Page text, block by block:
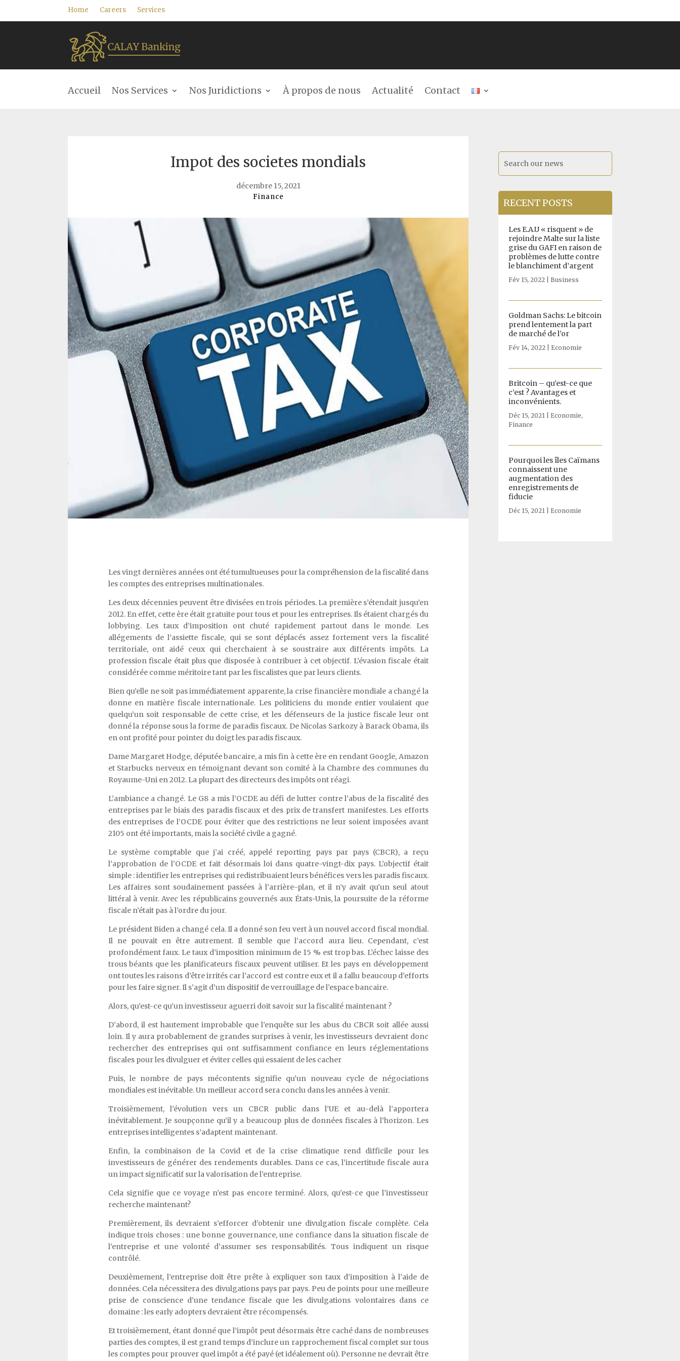
Home Careers Services
Accueil Nos Services Nos Juridictions À propos de nous Actualité Contact
Impot des societes mondials
décembre 15, 2021
Finance
Les vingt dernières années ont été tumultueuses pour la compréhension de la fiscalité dans
les comptes des entreprises multinationales.
Les deux décennies peuvent être divisées en trois périodes. La première s’étendait jusqu’en
2012. En effet, cette ère était gratuite pour tous et pour les entreprises. Ils étaient chargés du
lobbying. Les taux d’imposition ont chuté rapidement partout dans le monde. Les
allégements de l’assiette fiscale, qui se sont déplacés assez fortement vers la fiscalité
territoriale, ont aidé ceux qui cherchaient à se soustraire aux différents impôts. La
profession fiscale était plus que disposée à contribuer à cet objectif. L’évasion fiscale était
considérée comme méritoire tant par les fiscalistes que par leurs clients.
Bien qu’elle ne soit pas immédiatement apparente, la crise financière mondiale a changé la
donne en matière fiscale internationale. Les politiciens du monde entier voulaient que
quelqu’un soit responsable de cette crise, et les défenseurs de la justice fiscale leur ont
donné la réponse sous la forme de paradis fiscaux. De Nicolas Sarkozy à Barack Obama, ils
en ont profité pour pointer du doigt les paradis fiscaux.
Dame Margaret Hodge, députée bancaire, a mis fin à cette ère en rendant Google, Amazon
et Starbucks nerveux en témoignant devant son comité à la Chambre des communes du
Royaume-Uni en 2012. La plupart des directeurs des impôts ont réagi.
L’ambiance a changé. Le G8 a mis l’OCDE au défi de lutter contre l’abus de la fiscalité des
entreprises par le biais des paradis fiscaux et des prix de transfert manifestes. Les efforts
des entreprises de l’OCDE pour éviter que des restrictions ne leur soient imposées avant
2105 ont été importants, mais la société civile a gagné.
Le système comptable que j’ai créé, appelé reporting pays par pays (CBCR), a reçu
l’approbation de l’OCDE et fait désormais loi dans quatre-vingt-dix pays. L’objectif était
simple : identifier les entreprises qui redistribuaient leurs bénéfices vers les paradis fiscaux.
Les affaires sont soudainement passées à l’arrière-plan, et il n’y avait qu’un seul atout
littéral à venir. Avec les républicains gouvernés aux États-Unis, la poursuite de la réforme
fiscale n’était pas à l’ordre du jour.
Le président Biden a changé cela. Il a donné son feu vert à un nouvel accord fiscal mondial.
Il ne pouvait en être autrement. Il semble que l’accord aura lieu. Cependant, c’est
profondément faux. Le taux d’imposition minimum de 15 % est trop bas. L’échec laisse des
trous béants que les planificateurs fiscaux peuvent utiliser. Et les pays en développement
ont toutes les raisons d’être irrités car l’accord est contre eux et il a fallu beaucoup d’efforts
pour les faire signer. Il s’agit d’un dispositif de verrouillage de l’espace bancaire.
Alors, qu’est-ce qu’un investisseur aguerri doit savoir sur la fiscalité maintenant ?
D’abord, il est hautement improbable que l’enquête sur les abus du CBCR soit allée aussi
loin. Il y aura probablement de grandes surprises à venir, les investisseurs devraient donc
rechercher des entreprises qui ont suffisamment confiance en leurs réglementations
fiscales pour les divulguer et éviter celles qui essaient de les cacher
Puis, le nombre de pays mécontents signifie qu’un nouveau cycle de négociations
mondiales est inévitable. Un meilleur accord sera conclu dans les années à venir.
Troisièmement, l’évolution vers un CBCR public dans l’UE et au-delà l’apportera
inévitablement. Je soupçonne qu’il y a beaucoup plus de données fiscales à l’horizon. Les
entreprises intelligentes s’adaptent maintenant.
Enfin, la combinaison de la Covid et de la crise climatique rend difficile pour les
investisseurs de générer des rendements durables. Dans ce cas, l’incertitude fiscale aura
un impact significatif sur la valorisation de l’entreprise.
Cela signifie que ce voyage n’est pas encore terminé. Alors, qu’est-ce que l’investisseur
recherche maintenant?
Premièrement, ils devraient s’efforcer d’obtenir une divulgation fiscale complète. Cela
indique trois choses : une bonne gouvernance, une confiance dans la situation fiscale de
l’entreprise et une volonté d’assumer ses responsabilités. Tous indiquent un risque
contrôlé.
Deuxièmement, l’entreprise doit être prête à expliquer son taux d’imposition à l’aide de
données. Cela nécessitera des divulgations pays par pays. Peu de points pour une meilleure
prise de conscience d’une tendance fiscale que les divulgations volontaires dans ce
domaine : les early adopters devraient être récompensés.
Et troisièmement, étant donné que l’impôt peut désormais être caché dans de nombreuses
parties des comptes, il est grand temps d’inclure un rapprochement fiscal complet sur tous
les comptes pour prouver quel impôt a été payé (et idéalement où). Personne ne devrait être
RECENT POSTS
Les E.A.U « risquent » de
rejoindre Malte sur la liste
grise du GAFI en raison de
problèmes de lutte contre
le blanchiment d’argent
Fév 15, 2022 |Business
Goldman Sachs: Le bitcoin
prend lentement la part
de marché de l’or
Fév 14, 2022 |Economie
Britcoin – qu’est-ce que
c’est ? Avantages et
inconvénients.
Déc 15, 2021 |Economie,
Finance
Pourquoi les îles Caïmans
connaissent une
augmentation des
enregistrements de
fiducie
Déc 15, 2021 |Economie